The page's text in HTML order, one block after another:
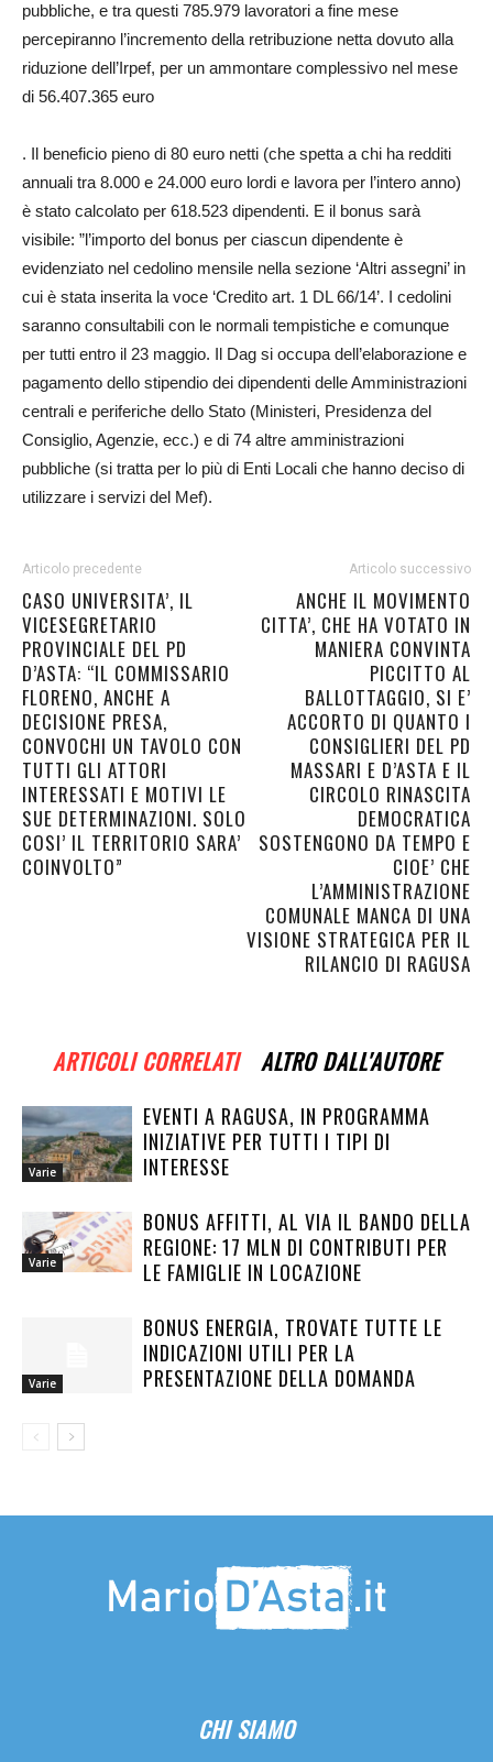
pubbliche, e tra questi 785.979 lavoratori a fine mese
percepiranno l’incremento della retribuzione netta dovuto alla
riduzione dell’Irpef, per un ammontare complessivo nel mese
di 56.407.365 euro
. Il beneficio pieno di 80 euro netti (che spetta a chi ha redditi
annuali tra 8.000 e 24.000 euro lordi e lavora per l’intero anno)
è stato calcolato per 618.523 dipendenti. E il bonus sarà
visibile: ”l’importo del bonus per ciascun dipendente è
evidenziato nel cedolino mensile nella sezione ‘Altri assegni’ in
cui è stata inserita la voce ‘Credito art. 1 DL 66/14’. I cedolini
saranno consultabili con le normali tempistiche e comunque
per tutti entro il 23 maggio. Il Dag si occupa dell’elaborazione e
pagamento dello stipendio dei dipendenti delle Amministrazioni
centrali e periferiche dello Stato (Ministeri, Presidenza del
Consiglio, Agenzie, ecc.) e di 74 altre amministrazioni
pubbliche (si tratta per lo più di Enti Locali che hanno deciso di
utilizzare i servizi del Mef).
Articolo precedente
CASO UNIVERSITA’, IL
VICESEGRETARIO
PROVINCIALE DEL PD
D’ASTA: “IL COMMISSARIO
FLORENO, ANCHE A
DECISIONE PRESA,
CONVOCHI UN TAVOLO CON
TUTTI GLI ATTORI
INTERESSATI E MOTIVI LE
SUE DETERMINAZIONI. SOLO
COSI’ IL TERRITORIO SARA’
COINVOLTO”
Articolo successivo
ANCHE IL MOVIMENTO
CITTA’, CHE HA VOTATO IN
MANIERA CONVINTA
PICCITTO AL
BALLOTTAGGIO, SI E’
ACCORTO DI QUANTO I
CONSIGLIERI DEL PD
MASSARI E D’ASTA E IL
CIRCOLO RINASCITA
DEMOCRATICA
SOSTENGONO DA TEMPO E
CIOE’ CHE
L’AMMINISTRAZIONE
COMUNALE MANCA DI UNA
VISIONE STRATEGICA PER IL
RILANCIO DI RAGUSA
ARTICOLI CORRELATI ALTRO DALL'AUTORE
Varie
EVENTI A RAGUSA, IN PROGRAMMA
INIZIATIVE PER TUTTI I TIPI DI
INTERESSE
Varie
BONUS AFFITTI, AL VIA IL BANDO DELLA
REGIONE: 17 MLN DI CONTRIBUTI PER
LE FAMIGLIE IN LOCAZIONE
Varie
BONUS ENERGIA, TROVATE TUTTE LE
INDICAZIONI UTILI PER LA
PRESENTAZIONE DELLA DOMANDA
CHI SIAMO